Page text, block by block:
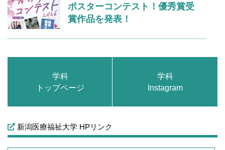
ポスターコンテスト！優秀賞受
賞作品を発表！
学科
トップページ
学科
Instagram
新潟医療福祉大学 HPリンク